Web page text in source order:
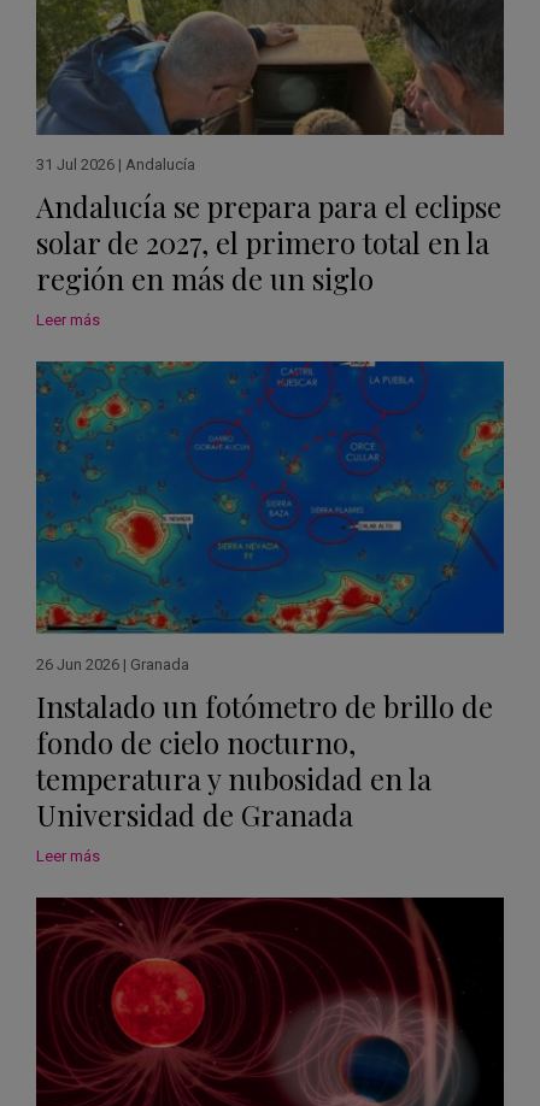
31 Jul 2026 | Andalucía
Andalucía se prepara para el eclipse
solar de 2027, el primero total en la
región en más de un siglo
Leer más
26 Jun 2026 | Granada
Instalado un fotómetro de brillo de
fondo de cielo nocturno,
temperatura y nubosidad en la
Universidad de Granada
Leer más